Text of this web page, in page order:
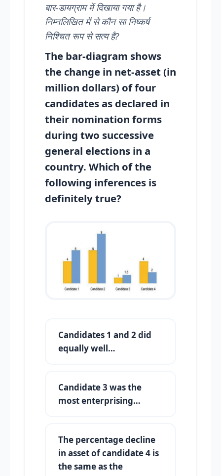
बार-डायग्राम में दिखाया गया है।
निम्नलिखित में से कौन सा निष्कर्ष
निश्चित रूप से सत्य है?
The bar-diagram shows
the change in net-asset (in
million dollars) of four
candidates as declared in
their nomination forms
during two successive
general elections in a
country. Which of the
following inferences is
definitely true?
Candidates 1 and 2 did
equally well…
Candidate 3 was the
most enterprising…
The percentage decline
in asset of candidate 4 is
the same as the